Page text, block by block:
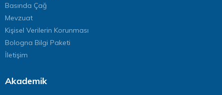
Basında Çağ
Mevzuat
Kişisel Verilerin Korunması
Bologna Bilgi Paketi
İletişim
Akademik